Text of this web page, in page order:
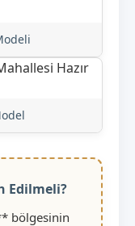
Edilmeli?
bölgesinin